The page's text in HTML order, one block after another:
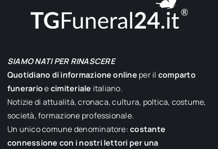
SIAMO NATI PER RINASCERE
Quotidiano di informazione online per il comparto
funerarioecimiteriale italiano.
Notizie di attualità, cronaca, cultura, poltica, costume,
società, formazione professionale.
Un unico comune denominatore:costante
connessione con i nostri lettori per una